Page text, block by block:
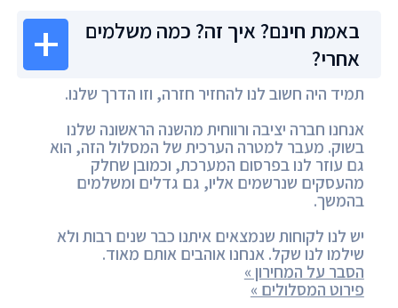
באמת חינם? איך זה? כמה משלמים
אחרי?
תמיד היה חשוב לנו להחזיר חזרה, וזו הדרך שלנו.
אנחנו חברה יציבה ורווחית מהשנה הראשונה שלנו
בשוק. מעבר למטרה הערכית של המסלול הזה, הוא
גם עוזר לנו בפרסום המערכת, וכמובן שחלק
מהעסקים שנרשמים אליו, גם גדלים ומשלמים
בהמשך.
יש לנו לקוחות שנמצאים איתנו כבר שנים רבות ולא
שילמו לנו שקל. אנחנו אוהבים אותם מאוד.
הסבר על המחירון »
פירוט המסלולים »